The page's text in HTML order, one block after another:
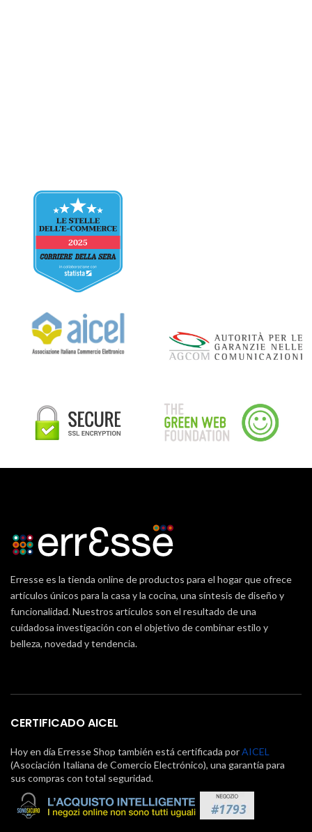
Erresse es la tienda online de productos para el hogar que ofrece
artículos únicos para la casa y la cocina, una síntesis de diseño y
funcionalidad. Nuestros artículos son el resultado de una
cuidadosa investigación con el objetivo de combinar estilo y
belleza, novedad y tendencia.
CERTIFICADO AICEL
Hoy en día Erresse Shop también está certificada porAICEL
(Asociación Italiana de Comercio Electrónico), una garantía para
sus compras con total seguridad.